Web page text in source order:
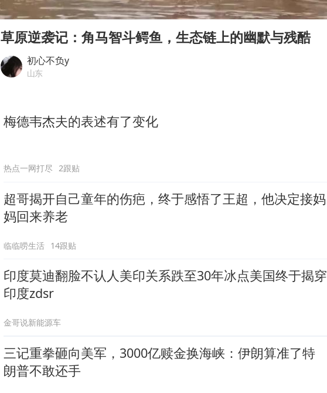
OpenAI为免费用户升级GPT-5.6 Luna
我国编制完成新版全月地质图
男子结婚8年发现3个女儿均非亲生
Play
00:00
草原逆袭记：角马智斗鳄鱼，生态链上的幽默与残酷
初心不负y
山东
梅德韦杰夫的表述有了变化
热点一网打尽 2跟贴
超哥揭开自己童年的伤疤，终于感悟了王超，他决定接妈
妈回来养老
临临唠生活 14跟贴
印度莫迪翻脸不认人美印关系跌至30年冰点美国终于揭穿
印度zdsr
金哥说新能源车
三记重拳砸向美军，3000亿赎金换海峡：伊朗算准了特
朗普不敢还手